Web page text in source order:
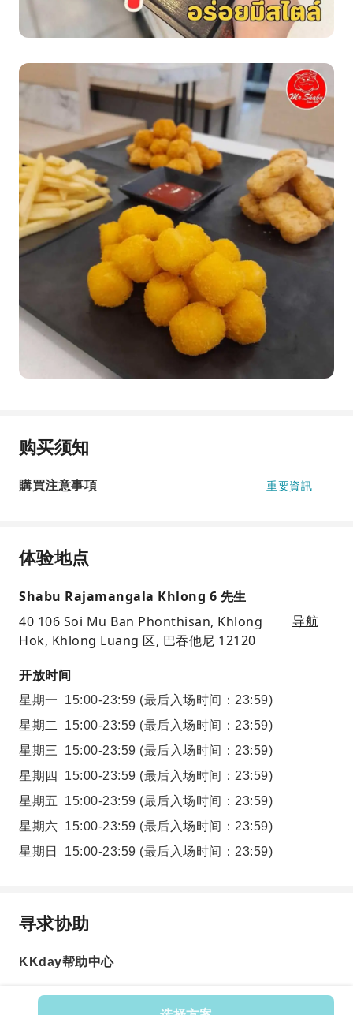
购买须知
購買注意事項 重要資訊
体验地点
Shabu Rajamangala Khlong 6 先生
40 106 Soi Mu Ban Phonthisan, Khlong
Hok, Khlong Luang 区, 巴吞他尼 12120
导航
开放时间
星期一 15:00-23:59 (最后入场时间：23:59)
星期二
15:00-23:59 (最后入场时间：23:59)
星期三
15:00-23:59 (最后入场时间：23:59)
星期四
15:00-23:59 (最后入场时间：23:59)
星期五
15:00-23:59 (最后入场时间：23:59)
星期六 15:00-23:59 (最后入场时间：23:59)
星期日
15:00-23:59 (最后入场时间：23:59)
寻求协助
KKday帮助中心